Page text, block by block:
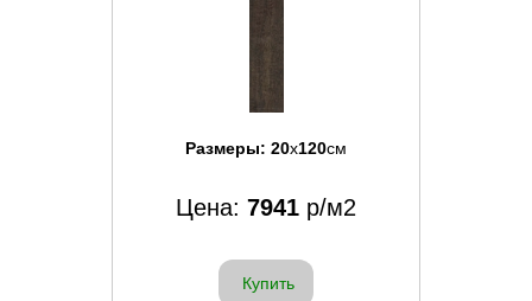
Размеры: 20x120см
Цена: 7941 р/м2
Купить